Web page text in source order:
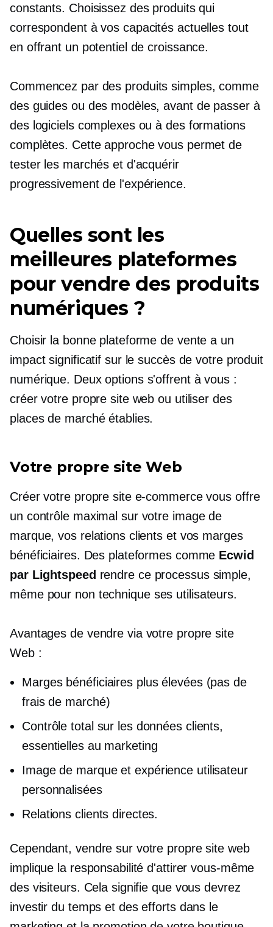
constants. Choisissez des produits qui
correspondent à vos capacités actuelles tout
en offrant un potentiel de croissance.
Commencez par des produits simples, comme
des guides ou des modèles, avant de passer à
des logiciels complexes ou à des formations
complètes. Cette approche vous permet de
tester les marchés et d'acquérir
progressivement de l'expérience.
Quelles sont les
meilleures plateformes
pour vendre des produits
numériques ?
Choisir la bonne plateforme de vente a un
impact significatif sur le succès de votre produit
numérique. Deux options s'offrent à vous :
créer votre propre site web ou utiliser des
places de marché établies.
Votre propre site Web
Créer votre propre site e-commerce vous offre
un contrôle maximal sur votre image de
marque, vos relations clients et vos marges
bénéficiaires. Des plateformes comme Ecwid
par Lightspeed rendre ce processus simple,
même pour non techniqueses utilisateurs.
Avantages de vendre via votre propre site
Web :
Marges bénéficiaires plus élevées (pas de
frais de marché)
Contrôle total sur les données clients,
essentielles au marketing
Image de marque et expérience utilisateur
personnalisées
Relations clients directes.
Cependant, vendre sur votre propre site web
implique la responsabilité d'attirer vous-même
des visiteurs. Cela signifie que vous devrez
investir du temps et des efforts dans le